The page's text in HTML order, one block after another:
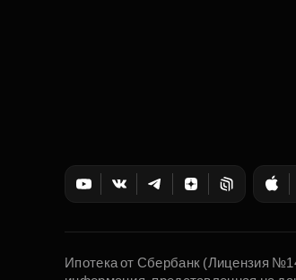
Ипотека от Сбербанк (Лицензия